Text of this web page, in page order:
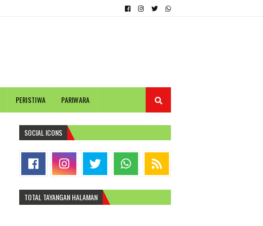
PERISTIWA PARIWARA
SOCIAL ICONS
TOTAL TAYANGAN HALAMAN